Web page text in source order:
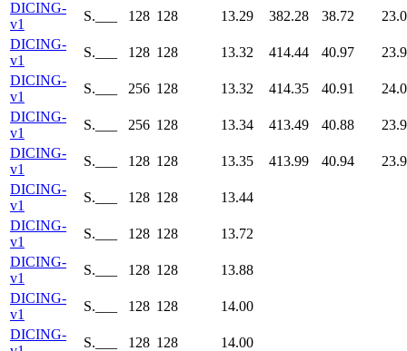
DICING-
v1
S.___ 128 128 13.29 382.28 38.72
DICING-
v1
S.___ 128 128 13.32 414.44 40.97
DICING-
v1
S.___ 256 128 13.32 414.35 40.91
DICING-
v1
S.___ 256 128 13.34 413.49 40.88
DICING-
v1
S.___ 128 128 13.35 413.99 40.94
DICING-
v1
S.___ 128 128
13.44
DICING-
v1
S.___ 128 128
13.72
DICING-
v1
S.___ 128 128
13.88
DICING-
v1
S.___ 128 128
14.00
DICING-
S.___ 128 128
14.00